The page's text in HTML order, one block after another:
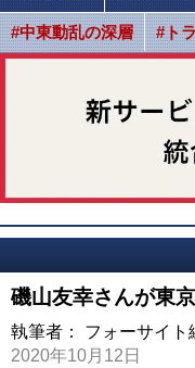
#中東動乱の深層 #ト
磯山友幸さんが東
執筆者： フォーサイト
2020年10月12日